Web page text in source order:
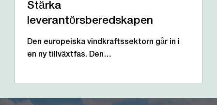
Stärka
leverantörsberedskapen
Den europeiska vindkraftssektorn går in i
en ny tillväxtfas. Den…